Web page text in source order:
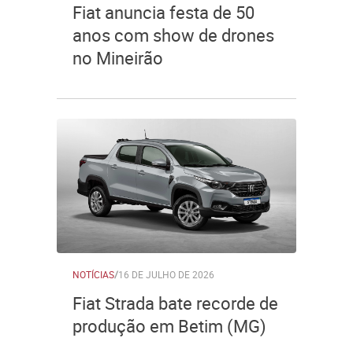
Fiat anuncia festa de 50
anos com show de drones
no Mineirão
NOTÍCIAS/16 DE JULHO DE 2026
Fiat Strada bate recorde de
produção em Betim (MG)